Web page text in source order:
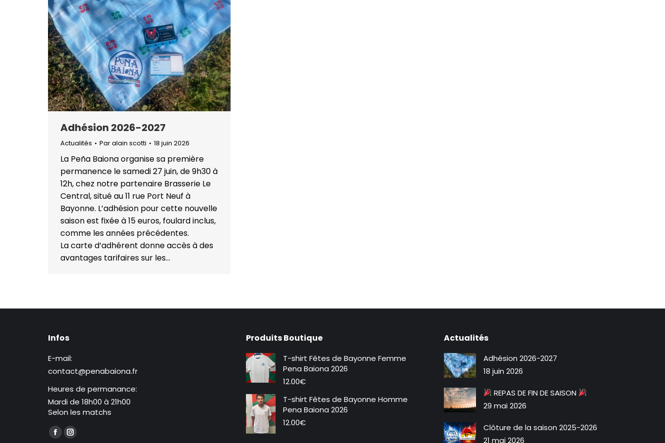
Adhésion 2026-2027
Actualités Paralain scotti 18 juin 2026
La Peña Baiona organise sa première
permanence le samedi 27 juin, de 9h30 à
12h, chez notre partenaire Brasserie Le
Central, situé au 11 rue Port Neuf à
Bayonne. L’adhésion pour cette nouvelle
saison est fixée à 15 euros, foulard inclus,
comme les années précédentes.
La carte d’adhérent donne accès à des
avantages tarifaires sur les…
Infos
E-mail:
contact@penabaiona.fr
Heures de permanance:
Mardi de 18h00 à 21h00
Selon les matchs
Trouvez nous sur :
La La
Produits Boutique
T-shirt Fêtes de Bayonne Femme
Pena Baiona 2026
12.00€
T-shirt Fêtes de Bayonne Homme
Pena Baiona 2026
12.00€
Actualités
Adhésion 2026-2027
18 juin 2026
REPAS DE FIN DE SAISON
29 mai 2026
Clôture de la saison 2025-2026
21 mai 2026